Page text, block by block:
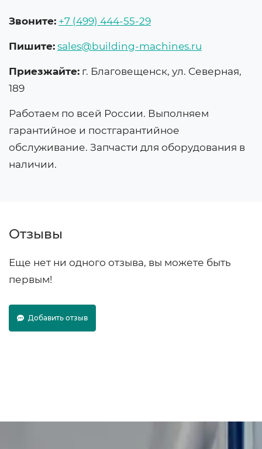
Звоните: +7 (499) 444-55-29
Пишите: sales@building-machines.ru
Приезжайте: г. Благовещенск, ул. Северная,
189
Работаем по всей России. Выполняем
гарантийное и постгарантийное
обслуживание. Запчасти для оборудования в
наличии.
Отзывы
Еще нет ни одного отзыва, вы можете быть
первым!
Добавить отзыв